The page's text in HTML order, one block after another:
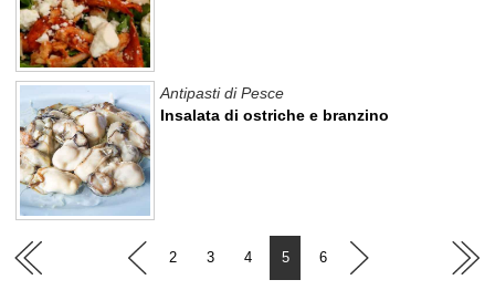
Insalata di ostriche e branzino
Antipasti di Pesce
2 3 4 5 6